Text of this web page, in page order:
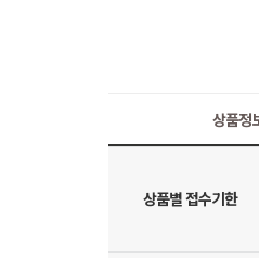
상품정
상품별 접수기한